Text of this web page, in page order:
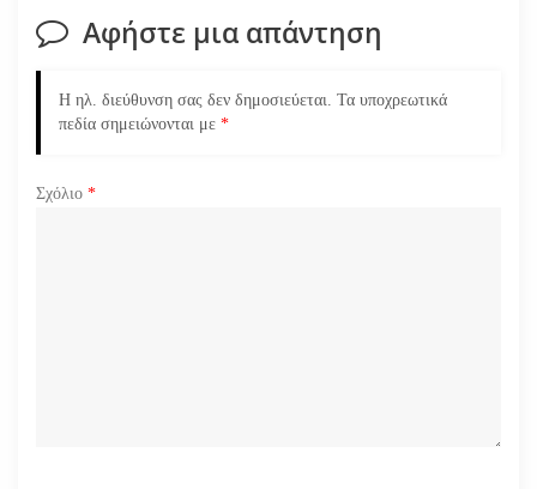
σ
η
ρ
Αφήστε μια απάντηση
Η ηλ. διεύθυνση σας δεν δημοσιεύεται. Τα υποχρεωτικά
πεδία σημειώνονται με *
Σχόλιο *